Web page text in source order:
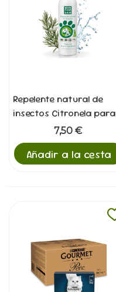
Repelente natural de
insectos Citronela para
Perros 250ml
7,50 €
Añadir a la cesta